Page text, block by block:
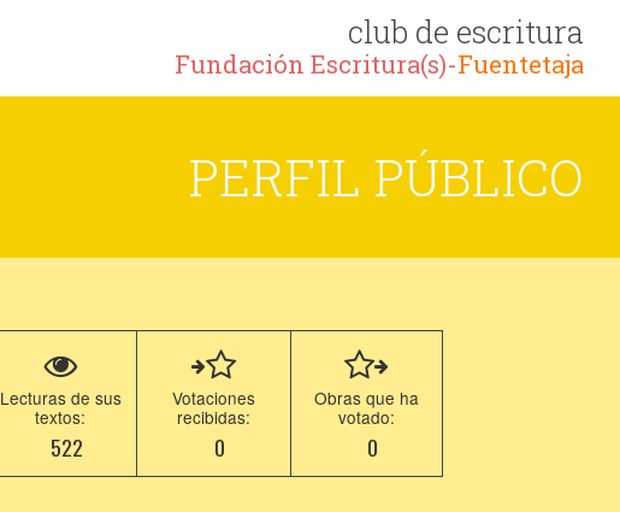
club de escritura
Fundación Escritura(s)-Fuentetaja
PERFIL PÚBLICO
Lecturas de sus
textos:
522
Votaciones
recibidas:
0
Obras que ha
votado:
0